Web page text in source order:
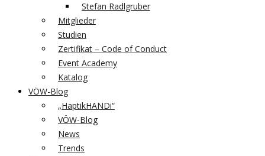
Stefan Radlgruber
Mitglieder
Studien
Zertifikat – Code of Conduct
Event Academy
Katalog
VÖW-Blog
„HaptikHANDi“
VÖW-Blog
News
Trends